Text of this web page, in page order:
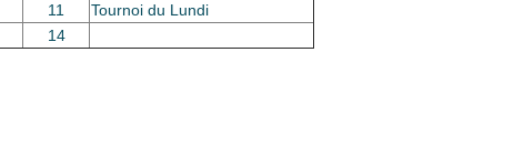
11
Tournoi du Lundi
14